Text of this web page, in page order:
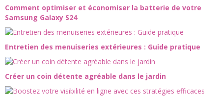
Comment optimiser et économiser la batterie de votre
Samsung Galaxy S24
Entretien des menuiseries extérieures : Guide pratique
Créer un coin détente agréable dans le jardin